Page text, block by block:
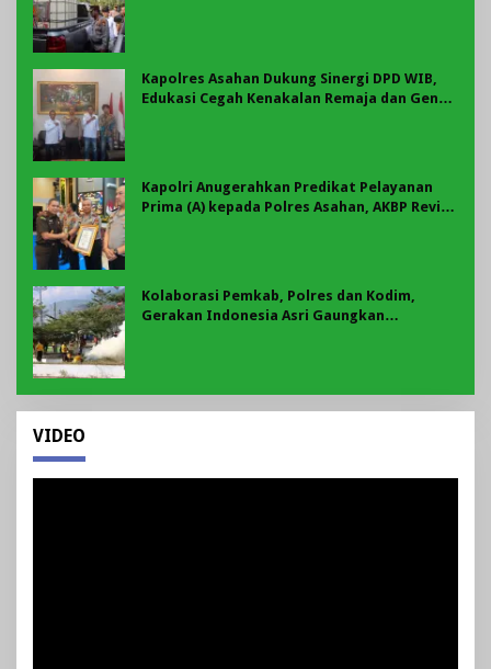
Kapolres Asahan Dukung Sinergi DPD WIB,
Edukasi Cegah Kenakalan Remaja dan Geng
Kapolri Anugerahkan Predikat Pelayanan
Prima (A) kepada Polres Asahan, AKBP Revi
Kolaborasi Pemkab, Polres dan Kodim,
Gerakan Indonesia Asri Gaungkan
VIDEO